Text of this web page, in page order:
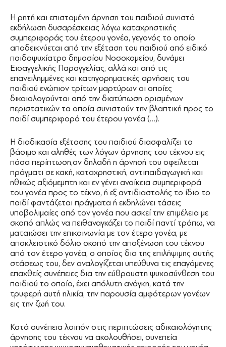
Η ρητή και επισταμένη άρνηση του παιδιού συνιστά
εκδήλωση δυσαρέσκειας λόγω καταχρηστικής
συμπεριφοράς του έτερου γονέα, γεγονός το οποίο
αποδεικνύεται από την εξέταση του παιδιού από ειδικό
παιδοψυχίατρο δημοσίου Νοσοκομείου, δυνάμει
Εισαγγελικής Παραγγελίας, αλλά και από τις
επανειλημμένες και κατηγορηματικές αρνήσεις του
παιδιού ενώπιον τρίτων μαρτύρων οι οποίες
δικαιολογούνται από την διατύπωση ορισμένων
περιστατικών τα οποία συνιστούν την βλαπτική προς το
παιδί συμπεριφορά του έτερου γονέα (…).
Η διαδικασία εξέτασης του παιδιού διασφαλίζει το
βάσιμο και αληθές των λόγων άρνησης του τέκνου εις
πάσα περίπτωση,αν δηλαδή η άρνησή του οφείλεται
πράγματι σε κακή, καταχρηστική, αντιπαιδαγωγική και
ηθικώς αξιόμεμπτη και εν γένει ανοίκεια συμπεριφορά
του γονέα προς το τέκνο, ή εξ αντιδιαστολής το ίδιο το
παιδί φαντάζεται πράγματα ή εκδηλώνει τάσεις
υποβολιμαίες από τον γονέα που ασκεί την επιμέλεια με
σκοπό απλώς να πειθαναγκάζει το παιδί παντί τρόπω, να
ματαιώσει την επικοινωνία με τον έτερο γονέα, με
αποκλειστικό δόλιο σκοπό την αποξένωση του τέκνου
από τον έτερο γονέα, ο οποίος δια της επιλήψιμης αυτής
στάσεως του, δεν αναλογίζεται υπεύθυνα τις επαγόμενες
επαχθείς συνέπειες δια την εύθραυστη ψυχοσύνθεση του
παιδιού το οποίο, έχει απόλυτη ανάγκη, κατά την
τρυφερή αυτή ηλικία, την παρουσία αμφότερων γονέων
εις την ζωή του.
Κατά συνέπεια λοιπόν στις περιπτώσεις αδικαιολόγητης
άρνησης του τέκνου να ακολουθήσει, συνεπεία